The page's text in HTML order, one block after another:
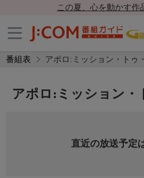
この夏、心を動かす作
番組表 アポロ:ミッション・トゥ
アポロ:ミッション・
直近の放送予定